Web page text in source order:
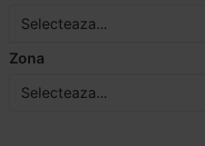
Selecteaza...
Zona
Selecteaza...